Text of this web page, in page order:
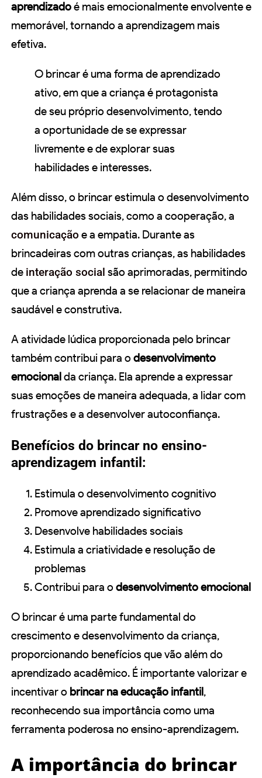
aprendizadoé mais emocionalmente envolvente e
memorável, tornando a aprendizagem mais
efetiva.
O brincar é uma forma de aprendizado
ativo, em que a criança é protagonista
de seu próprio desenvolvimento, tendo
a oportunidade de se expressar
livremente e de explorar suas
habilidades e interesses.
Além disso, o brincar estimula o desenvolvimento
das habilidades sociais, como a cooperação, a
comunicação e a empatia. Durante as
brincadeiras com outras crianças, as habilidades
de interação social são aprimoradas, permitindo
que a criança aprenda a se relacionar de maneira
saudável e construtiva.
A atividade lúdica proporcionada pelo brincar
também contribui para o desenvolvimento
emocionalda criança. Ela aprende a expressar
suas emoções de maneira adequada, a lidar com
frustrações e a desenvolver autoconfiança.
Benefícios do brincar no ensino-
aprendizagem infantil:
Estimula o desenvolvimento cognitivo
Promove aprendizado significativo
Desenvolve habilidades sociais
Estimula a criatividade e resolução de
problemas
Contribui para o desenvolvimento emocional
O brincar é uma parte fundamental do
crescimento e desenvolvimento da criança,
proporcionando benefícios que vão além do
aprendizado acadêmico. É importante valorizar e
incentivar o brincar na educação infantil,
reconhecendo sua importância como uma
ferramenta poderosa no ensino-aprendizagem.
A importância do brincar